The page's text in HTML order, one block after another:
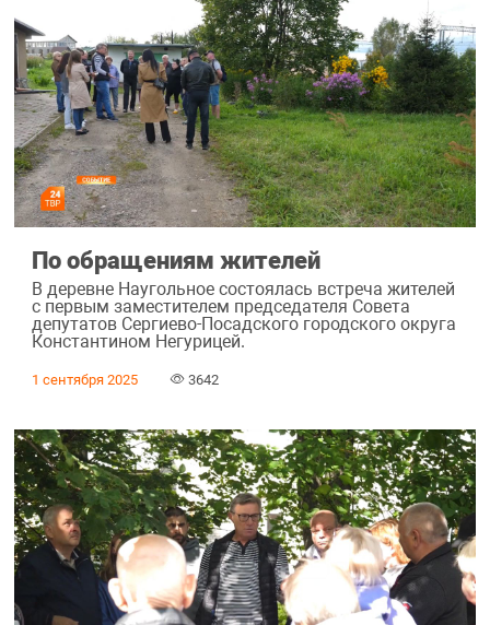
По обращениям жителей
В деревне Наугольное состоялась встреча жителей
с первым заместителем председателя Совета
депутатов Сергиево-Посадского городского округа
Константином Негурицей.
1 сентября 2025 3642